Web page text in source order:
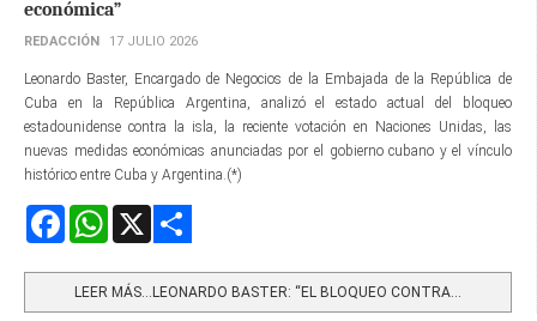
económica”
REDACCIÓN 17 JULIO 2026
Leonardo Baster, Encargado de Negocios de la Embajada de la República de
Cuba en la República Argentina, analizó el estado actual del bloqueo
estadounidense contra la isla, la reciente votación en Naciones Unidas, las
nuevas medidas económicas anunciadas por el gobierno cubano y el vínculo
histórico entre Cuba y Argentina.(*)
FacebookWhatsApp
LEER MÁS…LEONARDO BASTER: “EL BLOQUEO CONTRA...